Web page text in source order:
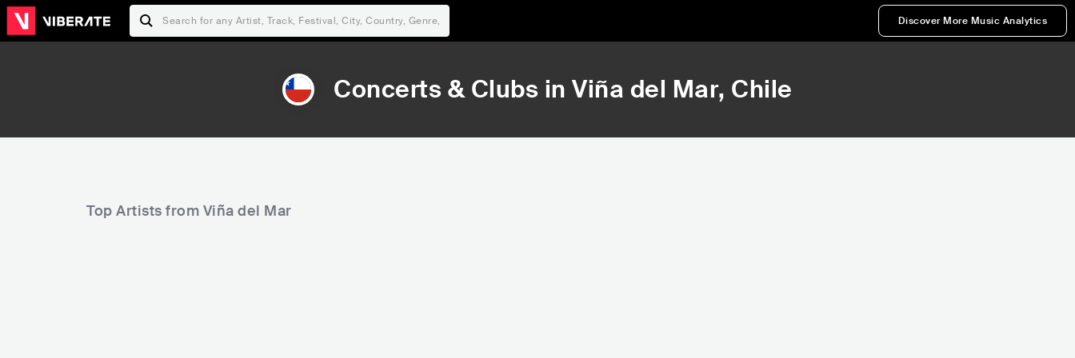
Discover More Music Analytics
Concerts & Clubs inViña del Mar, Chile
Top Artists from Viña del Mar